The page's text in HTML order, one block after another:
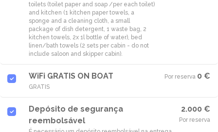
toilets (toilet paper and soap /per each toilet)
and kitchen (1 kitchen paper towels, a
sponge and a cleaning cloth, a small
package of dish detergent, 1 waste bag, 2
kitchen towels, 2x 1l bottle of water), bed
linen/bath towels (2 sets per cabin - do not
WiFi GRATIS ON BOAT
GRATIS
Por reserva·0 €
Depósito de segurança
reembolsável
2.000 €
Por reserva